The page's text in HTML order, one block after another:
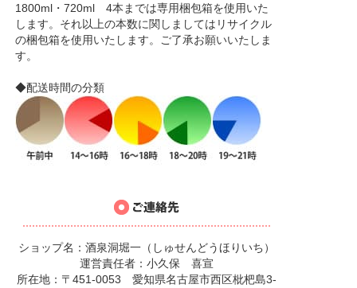
1800ml・720ml 4本までは専用梱包箱を使用いた
します。それ以上の本数に関しましてはリサイクル
の梱包箱を使用いたします。ご了承お願いいたしま
す。
◆配送時間の分類
ショップ名：酒泉洞堀一（しゅせんどうほりいち）
運営責任者：小久保 喜宣
所在地：〒451-0053 愛知県名古屋市西区枇杷島3-